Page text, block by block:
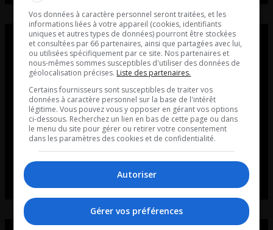
Vos données à caractère personnel seront traitées, et les
informations liées à votre appareil (cookies, identifiants
uniques et autres types de données) pourront être stockées
et consultées par 66 partenaires, ainsi que partagées avec lui,
ou utilisées spécifiquement par ce site. Nos partenaires et
nous-mêmes sommes susceptibles d'utiliser des données de
géolocalisation précises. Liste des partenaires.
Certains fournisseurs sont susceptibles de traiter vos
données à caractère personnel sur la base de l'intérêt
légitime. Vous pouvez vous y opposer en gérant vos options
ci-dessous. Recherchez un lien en bas de cette page ou dans
le menu du site pour gérer ou retirer votre consentement
dans les paramètres des cookies et de confidentialité.
Autoriser
Gérer vos préférences